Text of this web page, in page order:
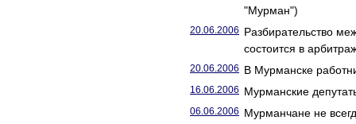
"Мурман")
20.06.2006 Разбирательство
состоится в
20.06.2006 В Мурманске
16.06.2006 Мурманские
06.06.2006 Мурманчане не